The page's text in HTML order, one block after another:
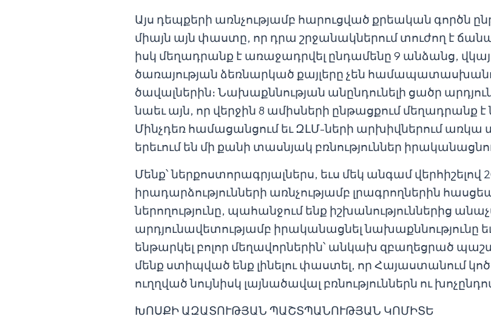
Այս դեպքերի առնչությամբ հարուցված քրեական գործն
միայն այն փաստը, որ դրա շրջանակներում տուժող է
իսկ մեղադրանք է առաջադրվել ընդամենը 9 անձանց,
ծառայության ձեռնարկած քայլերը չեն
ծավալներին։ Նախաքննության անընդունելի ցածր
նաեւ այն, որ վերջին 8 ամիսների ընթացքում մեղադրանք է
Մինչդեռ համացանցում եւ ԶԼՄ-ների արխիվներում առկա
երեւում են մի քանի տասնյակ բռնություններ
Մենք՝ ներքոստորագրյալներս, եւս մեկ անգամ վերհիշելով
իրադարձությունների առնչությամբ լրագրողներին
ներողությունը, պահանջում ենք իշխանություններից
արդյունավետությամբ իրականացնել
ենթարկել բոլոր մեղավորներին՝ անկախ զբաղեցրած
մենք ստիպված ենք լինելու փաստել, որ Հայաստանում
ուղղված նույնիսկ լայնածավալ բռնություններն ու
ԽՈՍՔԻ ԱԶԱՏՈՒԹՅԱՆ ՊԱՇՏՊԱՆՈՒԹՅԱՆ ԿՈՄԻՏԵ